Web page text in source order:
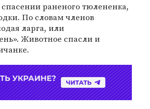
спасении раненого тюлененка,
По словам членов
ларга, или
Животное спасли и